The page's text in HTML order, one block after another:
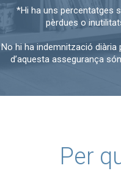
*Hi ha uns percentatges
pèrdues o
No hi ha indemnització diària
d’aquesta assegurança
Per